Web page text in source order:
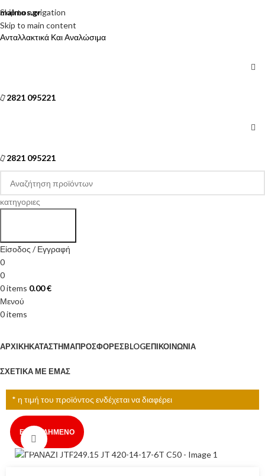
Skip to navigation
Skip to main content
malmos.gr
Ανταλλακτικά Και Αναλώσιμα
2821 095221
2821 095221
κατηγοριες
Είσοδος / Εγγραφή
0
0
0items 0.00€
Μενού
0items
ΑΡΧΙΚΉΚΑΤΆΣΤΗΜΑΠΡΟΣΦΟΡΈΣBLOGΕΠΙΚΟΙΝΩΝΊΑ
ΣΧΕΤΙΚΆ ΜΕ ΕΜΆΣ
* η τιμή του προϊόντος ενδέχεται να διαφέρει
ΕΞΑΝΤΛΗΜΈΝΟ
Click to enlarge